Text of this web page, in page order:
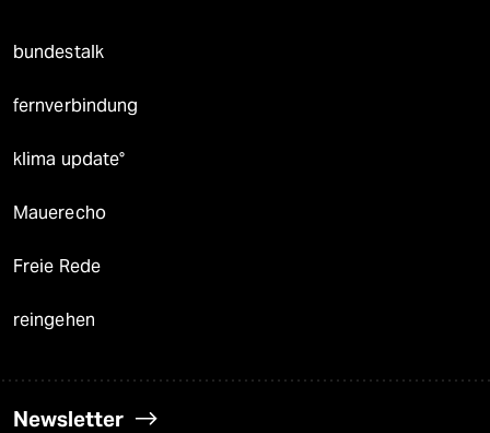
bundestalk
fernverbindung
klima update°
Mauerecho
Freie Rede
reingehen
Newsletter